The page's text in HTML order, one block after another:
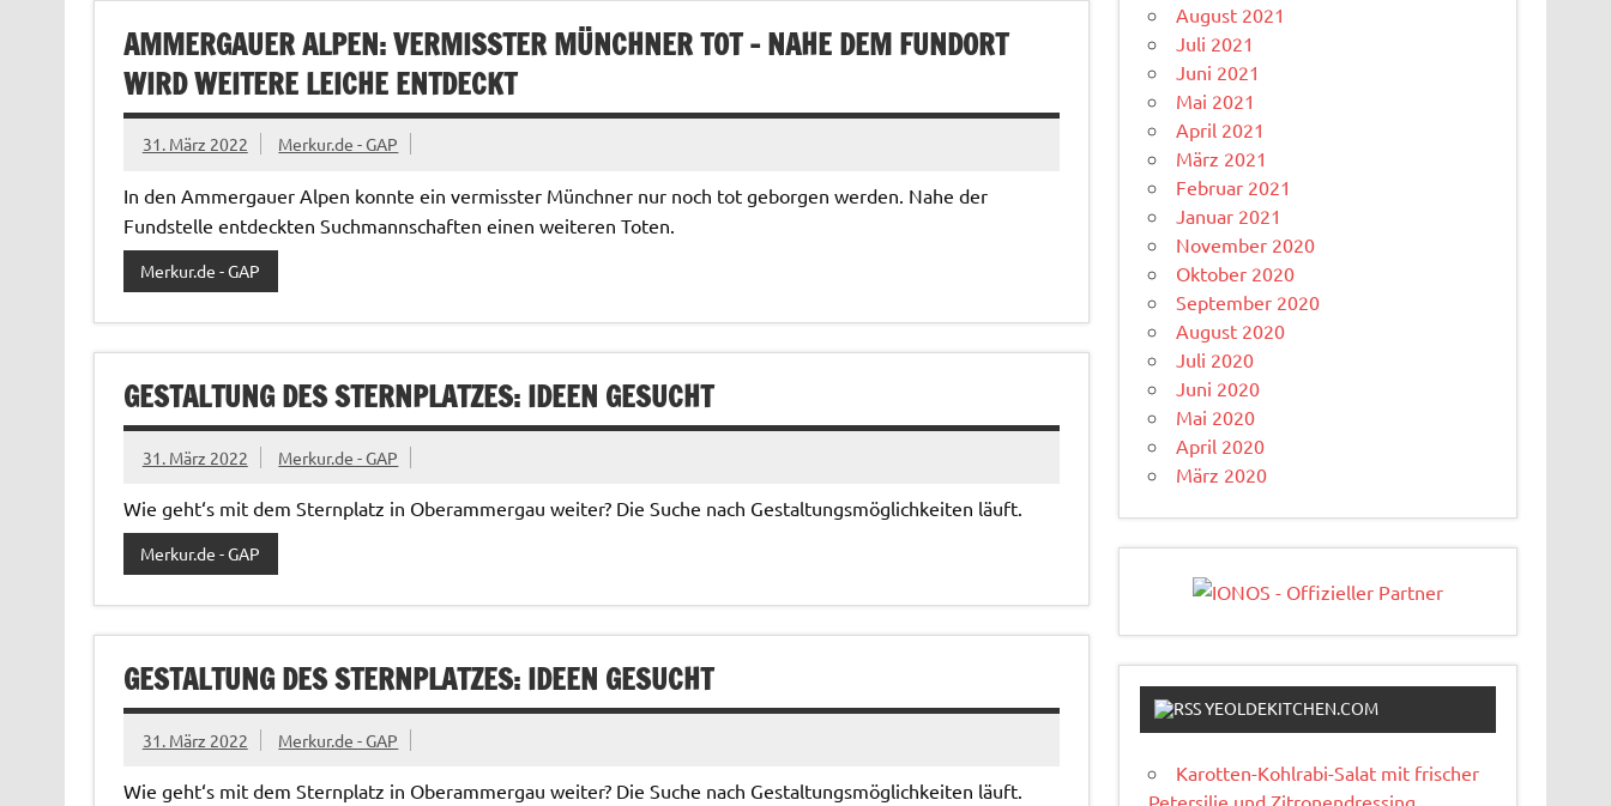
AMMERGAUER ALPEN: VERMISSTER MÜNCHNER TOT – NAHE DEM FUNDORT
WIRD WEITERE LEICHE ENTDECKT
31. März 2022 Merkur.de - GAP
In den Ammergauer Alpen konnte ein vermisster Münchner nur noch tot geborgen werden. Nahe der
Fundstelle entdeckten Suchmannschaften einen weiteren Toten.
Merkur.de - GAP
GESTALTUNG DES STERNPLATZES: IDEEN GESUCHT
31. März 2022 Merkur.de - GAP
Wie geht‘s mit dem Sternplatz in Oberammergau weiter? Die Suche nach Gestaltungsmöglichkeiten läuft.
Merkur.de - GAP
GESTALTUNG DES STERNPLATZES: IDEEN GESUCHT
31. März 2022 Merkur.de - GAP
Wie geht‘s mit dem Sternplatz in Oberammergau weiter? Die Suche nach Gestaltungsmöglichkeiten läuft.
August 2021
Juli 2021
Juni 2021
Mai 2021
April 2021
März 2021
Februar 2021
Januar 2021
November 2020
Oktober 2020
September 2020
August 2020
Juli 2020
Juni 2020
Mai 2020
April 2020
März 2020
YEOLDEKITCHEN.COM
Karotten-Kohlrabi-Salat mit frischer